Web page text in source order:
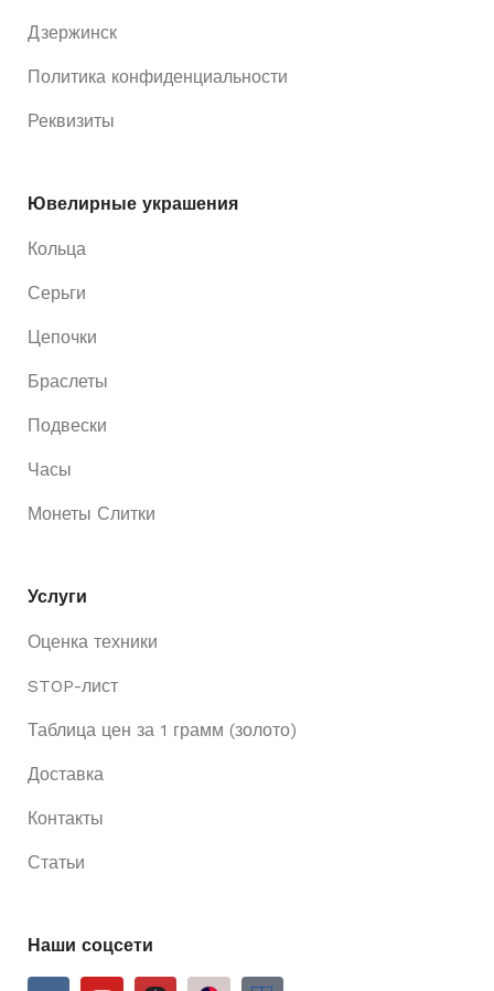
Дзержинск
Политика конфиденциальности
Реквизиты
Ювелирные украшения
Кольца
Серьги
Цепочки
Браслеты
Подвески
Часы
Монеты Слитки
Услуги
Оценка техники
STOP-лист
Таблица цен за 1 грамм (золото)
Доставка
Контакты
Статьи
Наши соцсети